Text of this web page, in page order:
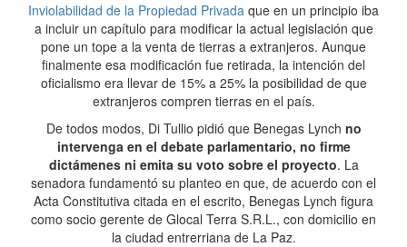
Inviolabilidad de la Propiedad Privada que en un principio iba
a incluir un capítulo para modificar la actual legislación que
pone un tope a la venta de tierras a extranjeros. Aunque
finalmente esa modificación fue retirada, la intención del
oficialismo era llevar de 15% a 25% la posibilidad de que
extranjeros compren tierras en el país.
De todos modos, Di Tullio pidió que Benegas Lynch no
intervenga en el debate parlamentario, no firme
dictámenes ni emita su voto sobre el proyecto. La
senadora fundamentó su planteo en que, de acuerdo con el
Acta Constitutiva citada en el escrito, Benegas Lynch figura
como socio gerente de Glocal Terra S.R.L., con domicilio en
la ciudad entrerriana de La Paz.